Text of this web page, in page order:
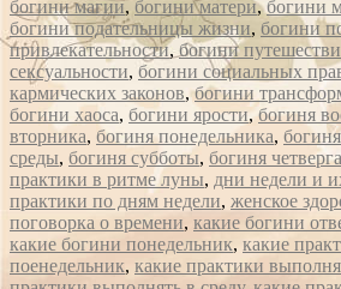
богини магии, богини матери,богини
богини подательницы жизни, богини
привлекательности, богини
сексуальности, богини социальных
кармических законов,богини
богини хаоса, богини ярости, богиня
вторника, богиня понедельника,
среды, богиня субботы, богиня четверга
практики в ритме луны, дни недели и
практики по дням недели, женское
поговорка о времени, какие богини
какие богини понедельник, какие
поенедельник, какие практики